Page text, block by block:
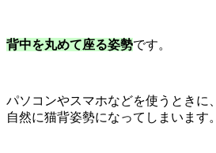
背中を丸めて座る姿勢です。
パソコンやスマホなどを使うときに、
自然に猫背姿勢になってしまいます。